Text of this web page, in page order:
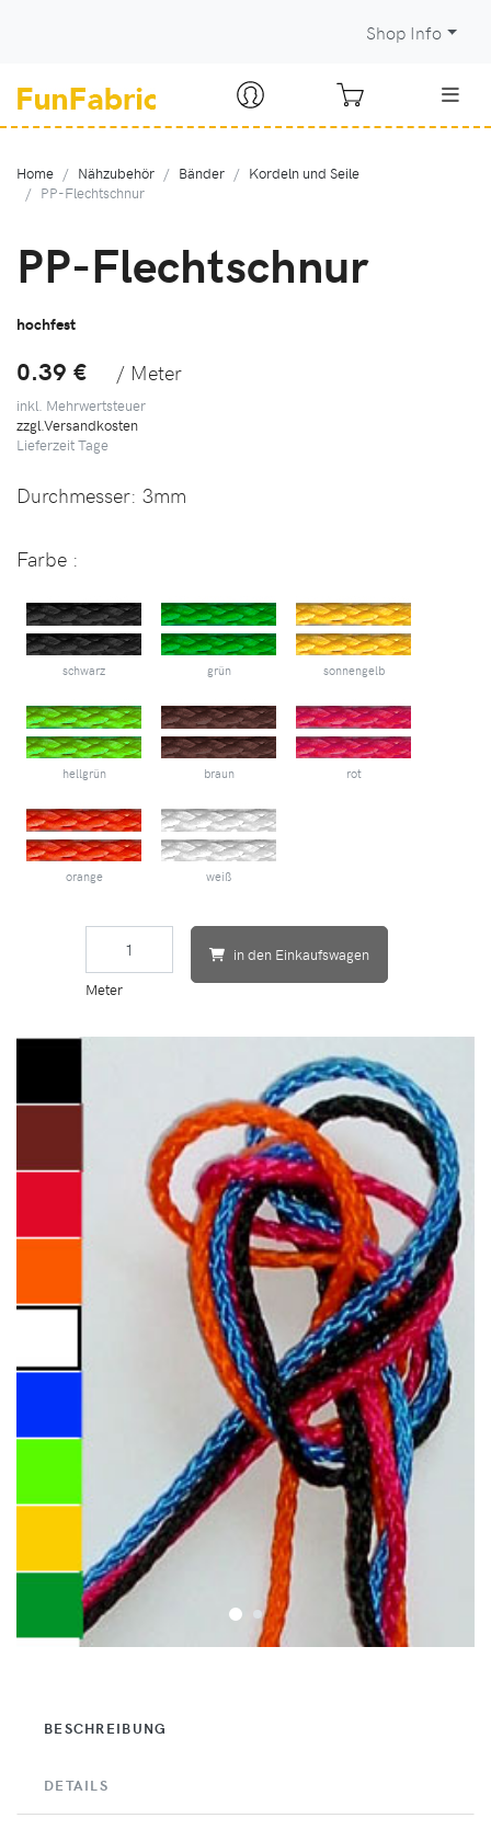
Shop Info
Home Nähzubehör Bänder
Kordeln und Seile
PP-Flechtschnur
PP-Flechtschnur
hochfest
0.39 € / Meter
inkl. Mehrwertsteuer
zzgl.Versandkosten
LieferzeitTage
Durchmesser: 3mm
Farbe :
schwarz grün sonnengelb
hellgrün braun rot
orange weiß
Meter
in den Einkaufswagen
BESCHREIBUNG
DETAILS